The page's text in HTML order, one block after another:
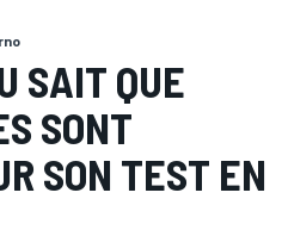
SAIT QUE
SONT
SON TEST EN